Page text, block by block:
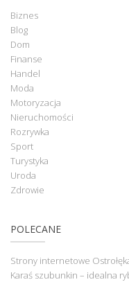
Biznes
Blog
Dom
Finanse
Handel
Moda
Motoryzacja
Nieruchomości
Rozrywka
Sport
Turystyka
Uroda
Zdrowie
POLECANE
Strony internetowe
Karaś szubunkin – idealna